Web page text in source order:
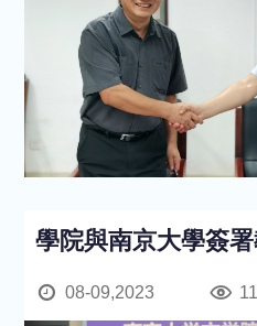
學院與南京大學簽
08-09,2023